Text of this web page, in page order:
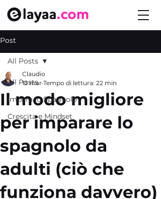
Post
All Posts
Impara lo Spagnolo
Crescita e Mindset
All Posts
Il modo migliore
per imparare lo
spagnolo da
adulti (ciò che
funziona davvero)
Claudio
13 mar Tempo di lettura: 22 min